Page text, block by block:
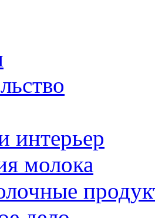
интерьер
молока